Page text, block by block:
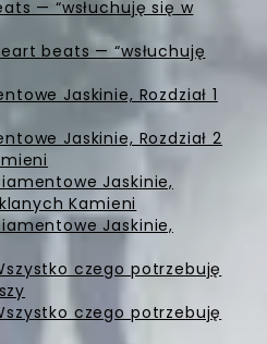
— “wsłuchuję się w
beats — “wsłuchuję
Jaskinie, Rozdział 1
Jaskinie, Rozdział 2
Jaskinie,
Kamieni
Jaskinie,
czego potrzebuję
czego potrzebuję